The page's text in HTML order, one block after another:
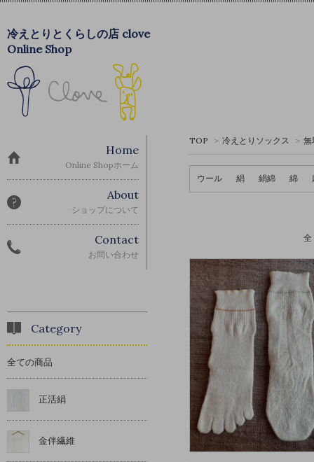
冷えとりとくらしの店 clove
Online Shop
TOP > 冷えとりソックス > 無
ウール 絹 絹綿 綿
Home
Online Shopホーム
About
ショップについて
Contact
お問い合わせ
Category
全ての商品
正活絹
金伴繊維